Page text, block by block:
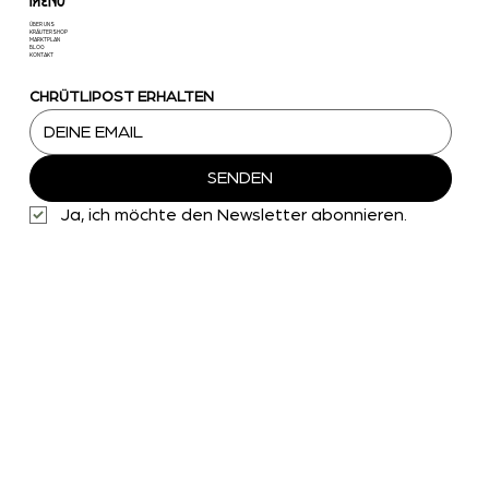
ÜBER UNS
KRÄUTERSHOP
MARKTPLAN
BLOG
KONTAKT
CHRÜTLIPOST ERHALTEN
SENDEN
Ja, ich möchte den Newsletter abonnieren.